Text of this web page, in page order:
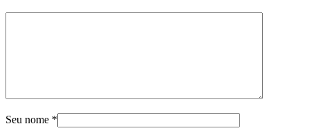
Seu nome *